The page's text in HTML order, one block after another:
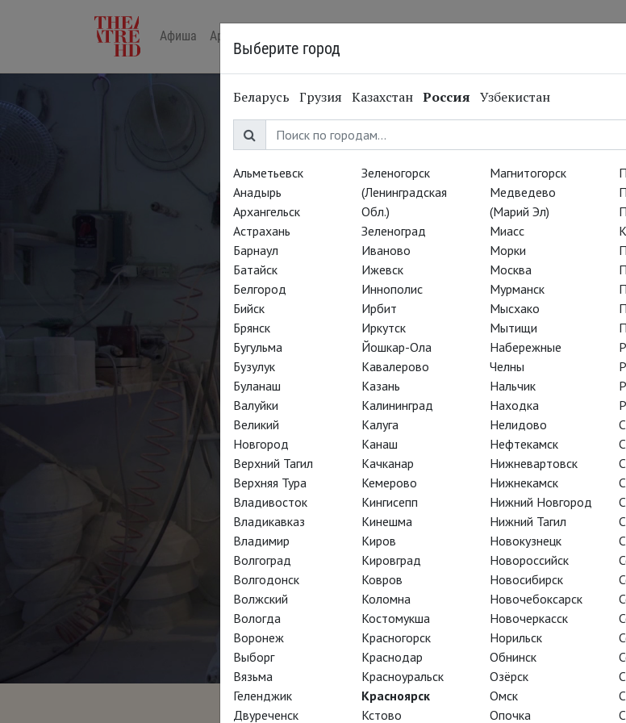
Афиша Арт-лекторий в кино
АРТ-ЛЕКТОРИЙ В КИНО
Алфавит
Режиссёр Давиде Маффеи
Выберите город
Беларусь Грузия Казахстан Россия Узбекистан
Альметьевск
Анадырь
Архангельск
Астрахань
Барнаул
Батайск
Белгород
Бийск
Брянск
Бугульма
Бузулук
Буланаш
Валуйки
Великий
Новгород
Верхний Тагил
Верхняя Тура
Владивосток
Владикавказ
Владимир
Волгоград
Волгодонск
Волжский
Вологда
Воронеж
Выборг
Вязьма
Геленджик
Двуреченск
Зеленогорск
(Ленинградская
Обл.)
Зеленоград
Иваново
Ижевск
Иннополис
Ирбит
Иркутск
Йошкар-Ола
Кавалерово
Казань
Калининград
Калуга
Канаш
Качканар
Кемерово
Кингисепп
Кинешма
Киров
Кировград
Ковров
Коломна
Костомукша
Красногорск
Краснодар
Красноуральск
Красноярск
Кстово
Магнитогорск
Медведево
(Марий Эл)
Миасс
Морки
Москва
Мурманск
Мысхако
Мытищи
Набережные
Челны
Нальчик
Находка
Нелидово
Нефтекамск
Нижневартовск
Нижнекамск
Нижний Новгород
Нижний Тагил
Новокузнецк
Новороссийск
Новосибирск
Новочебоксарск
Новочеркасск
Норильск
Обнинск
Озёрск
Омск
Опочка